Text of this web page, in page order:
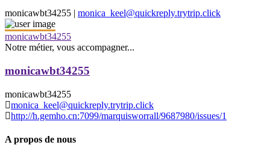
monicawbt34255 | monica_keel@quickreply.trytrip.click
monicawbt34255
Notre métier, vous accompagner...
monicawbt34255
monicawbt34255
monica_keel@quickreply.trytrip.click
http://h.gemho.cn:7099/marquisworrall/9687980/issues/1
A propos de nous